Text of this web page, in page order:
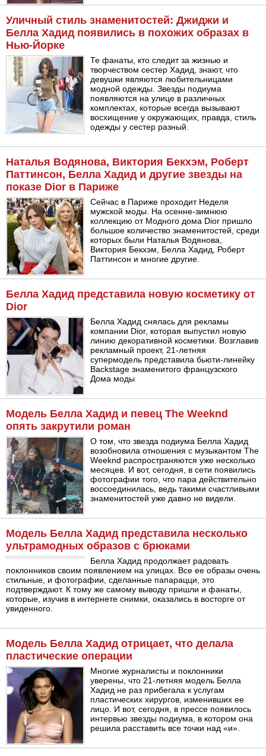
Уличный стиль знаменитостей: Джиджи и
Белла Хадид появились в похожих образах в
Нью-Йорке
Те фанаты, кто следит за жизнью и
творчеством сестер Хадид, знают, что
девушки являются любительницами
модной одежды. Звезды подиума
появляются на улице в различных
комплектах, которые всегда вызывают
восхищение у окружающих, правда, стиль
одежды у сестер разный.
Наталья Водянова, Виктория Бекхэм, Роберт
Паттинсон, Белла Хадид и другие звезды на
показе Dior в Париже
Сейчас в Париже проходит Неделя
мужской моды. На осенне-зимнюю
коллекцию от Модного дома Dior пришло
большое количество знаменитостей, среди
которых были Наталья Водянова,
Виктория Бекхэм, Белла Хадид, Роберт
Паттинсон и многие другие.
Белла Хадид представила новую косметику от
Dior
Белла Хадид снялась для рекламы
компании Dior, которая выпустил новую
линию декоративной косметики. Возглавив
рекламный проект, 21-летняя
супермодель представила бьюти-линейку
Backstage знаменитого французского
Дома моды
Модель Белла Хадид и певец The Weeknd
опять закрутили роман
О том, что звезда подиума Белла Хадид
возобновила отношения с музыкантом The
Weeknd распространяются уже несколько
месяцев. И вот, сегодня, в сети появились
фотографии того, что пара действительно
воссоединилась, ведь такими счастливыми
знаменитостей уже давно не видели.
Модель Белла Хадид представила несколько
ультрамодных образов с брюками
Белла Хадид продолжает радовать
поклонников своим появлением на улицах. Все ее образы очень
стильные, и фотографии, сделанные папарацци, это
подтверждают. К тому же самому выводу пришли и фанаты,
которые, изучив в интернете снимки, оказались в восторге от
увиденного.
Модель Белла Хадид отрицает, что делала
пластические операции
Многие журналисты и поклонники
уверены, что 21-летняя модель Белла
Хадид не раз прибегала к услугам
пластических хирургов, изменивших ее
лицо. И вот, сегодня, в прессе появилось
интервью звезды подиума, в котором она
решила расставить все точки над «и».